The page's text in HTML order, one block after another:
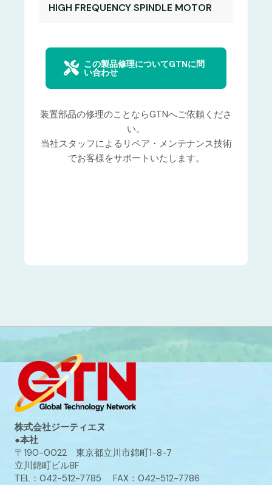
HIGH FREQUENCY SPINDLE MOTOR
この製品修理についてGTNに問
い合わせ
装置部品の修理のことならGTNへご依頼くださ
い。
当社スタッフによるリペア・メンテナンス技術
でお客様をサポートいたします。
株式会社ジーティエヌ
●本社
〒190-0022 東京都立川市錦町1-8-7
立川錦町ビル8F
TEL：042-512-7785 FAX：042-512-7786